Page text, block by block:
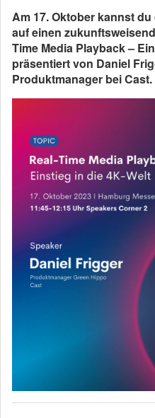
Am 17. Oktober kannst
auf einen
Time Media Playback –
präsentiert von Daniel
Produktmanager bei Cast.